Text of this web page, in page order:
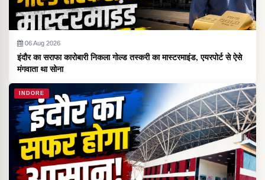
06 Aug 2026
इंदौर का सराफा कारोबारी निकला गोल्ड तस्करी का मास्टरमाइंड, एयरपोर्ट से ऐसे
मंगवाता था सोना
INDORE